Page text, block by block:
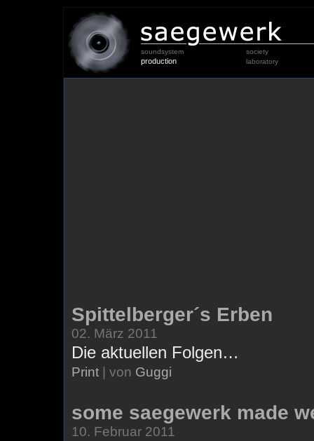
soundsystem
production
society
laboratory
Spittelberger´s Erben
02. März 2011
Die aktuellen Folgen…
Print | von Guggi
some saegewerk made
10. Februar 2011